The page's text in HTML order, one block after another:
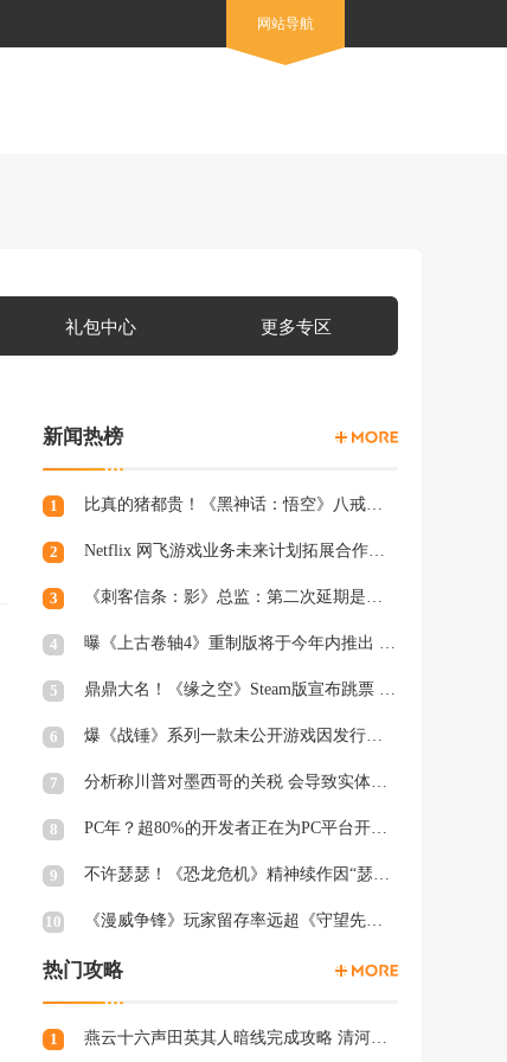
网站导航
礼包中心 更多专区
新闻热榜
1 比真的猪都贵！《黑神话：悟空》八戒手办开订：根根分明的猪毛
2 Netflix 网飞游戏业务未来计划拓展合作和家庭类游戏
3 《刺客信条：影》总监：第二次延期是因为屋顶太复杂
4 曝《上古卷轴4》重制版将于今年内推出 虚幻5加持
5 鼎鼎大名！《缘之空》Steam版宣布跳票 将延期至2月28日发售
6 爆《战锤》系列一款未公开游戏因发行商撤资而夭折，开发被迫中断
7 分析称川普对墨西哥的关税 会导致实体游戏价格上涨
8 PC年？超80%的开发者正在为PC平台开发游戏 NS2为8%
9 不许瑟瑟！《恐龙危机》精神续作因“瑟瑟Mod”拒绝登陆PC
10 《漫威争锋》玩家留存率远超《守望先锋2》、《绝地潜兵2》等游戏
热门攻略
1 燕云十六声田英其人暗线完成攻略 清河田英其人暗涌怎么触发